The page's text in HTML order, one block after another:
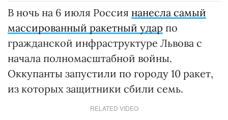
В ночь на 6 июля Россия нанесла самый
массированный ракетный удар по
гражданской инфраструктуре Львова с
начала полномасштабной войны.
Оккупанты запустили по городу 10 ракет,
из которых защитники сбили семь.
RELATED VIDEO